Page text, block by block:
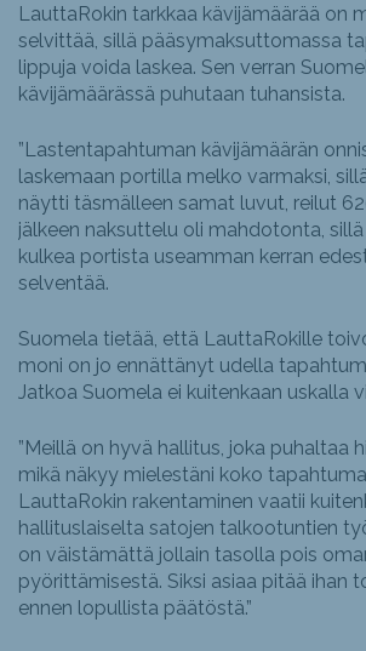
LauttaRokin tarkkaa kävijämäärää on
selvittää, sillä pääsymaksuttomassa
lippuja voida laskea. Sen verran
kävijämäärässä puhutaan tuhansista.
”Lastentapahtuman kävijämäärän
laskemaan portilla melko varmaksi,
näytti täsmälleen samat luvut, reilut
jälkeen naksuttelu oli mahdotonta,
kulkea portista useamman kerran
selventää.
Suomela tietää, että LauttaRokille
moni on jo ennättänyt udella
Jatkoa Suomela ei kuitenkaan uskalla
”Meillä on hyvä hallitus, joka puhaltaa
mikä näkyy mielestäni koko
LauttaRokin rakentaminen vaatii
hallituslaiselta satojen talkootuntien
on väistämättä jollain tasolla pois
pyörittämisestä. Siksi asiaa pitää ihan
ennen lopullista päätöstä.”